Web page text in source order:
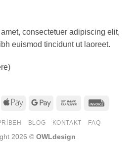
consectetuer adipiscing elit,
euismod tincidunt ut laoreet.
Apple
Google
Bank
BLOG KONTAKT FAQ
2026 © OWLdesign